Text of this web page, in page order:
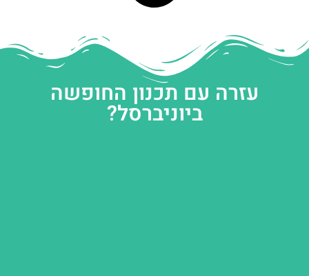
עזרה עם תכנון החופשה
ביוניברסל?